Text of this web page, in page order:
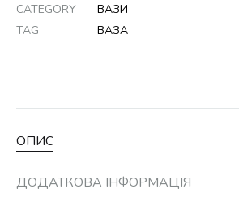
CATEGORY
ВАЗИ
TAG
ВАЗА
ОПИС
ДОДАТКОВА ІНФОРМАЦІЯ